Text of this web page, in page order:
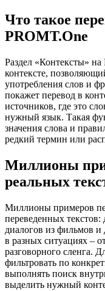
Что такое
PROMT.One
Раздел «Контексты»
контексте,
употребления слов и
покажет перевод в
источников, где это
нужный язык. Такая
значения слова и
редкий термин или
Миллионы
реальных
Миллионы примеров
переведенных текстов:
диалогов из фильмов и
в разных ситуациях –
разговорного сленга.
фильтровать по
выполнять поиск
выделить нужный